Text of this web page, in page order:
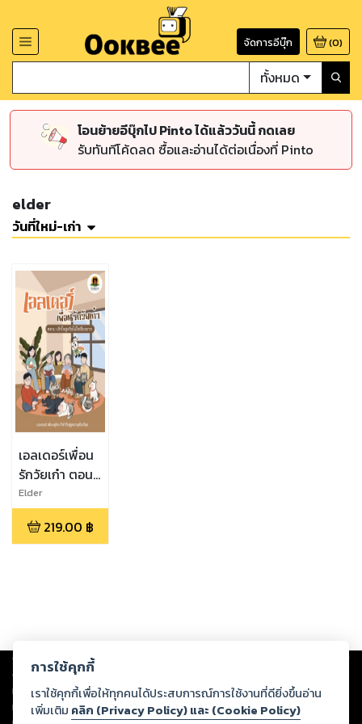
จัดการอีบุ๊ก (0)
ทั้งหมด
โอนย้ายอีบุ๊กไป Pinto ได้แล้ววันนี้ กดเลย
รับทันทีโค้ดลด ซื้อและอ่านได้ต่อเนื่องที่ Pinto
elder
วันที่ใหม่-เก่า
เอลเดอร์เพื่อน
รักวัยเก๋า ตอน
เข้าใจสูงวัยไม่ใช่
เรื่องยาก
Elder
219.00 ฿
Copyright © 2026
ต่อผลงานหรือเนื้อหาใดที่อัปโหลดผ่านเว็บไซต์และปรากฏว่าละเมิดสิทธิใน
ทรัพย์สินทางปัญญาของบุคคลอื่นหรือขัดต่อกฎหมายและศีลธรรม ดังนั้น ผู้อ่าน
ทุกท่านโปรดใช้วิจารณญาณในการกลั่นกรองด้วยตนเอง และหากท่านพบว่าส่วน
การใช้คุกกี้
เราใช้คุกกี้เพื่อให้ทุกคนได้ประสบการณ์การใช้งานที่ดียิ่งขึ้นอ่าน
เพิ่มเติม คลิก (Privacy Policy) และ (Cookie Policy)